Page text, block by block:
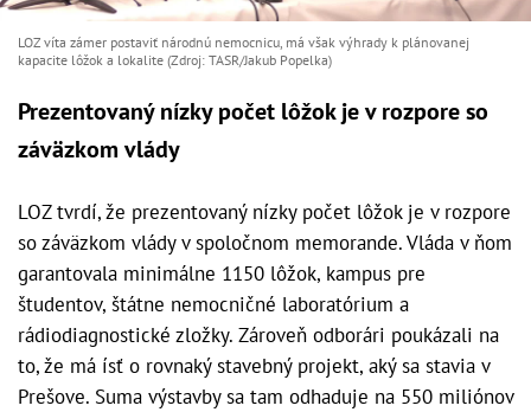
LOZ víta zámer postaviť národnú nemocnicu, má však výhrady k plánovanej
kapacite lôžok a lokalite (Zdroj: TASR/Jakub Popelka)
Prezentovaný nízky počet lôžok je v rozpore so
záväzkom vlády
LOZ tvrdí, že prezentovaný nízky počet lôžok je v rozpore
so záväzkom vlády v spoločnom memorande. Vláda v ňom
garantovala minimálne 1150 lôžok, kampus pre
študentov, štátne nemocničné laboratórium a
rádiodiagnostické zložky. Zároveň odborári poukázali na
to, že má ísť o rovnaký stavebný projekt, aký sa stavia v
Prešove. Suma výstavby sa tam odhaduje na 550 miliónov